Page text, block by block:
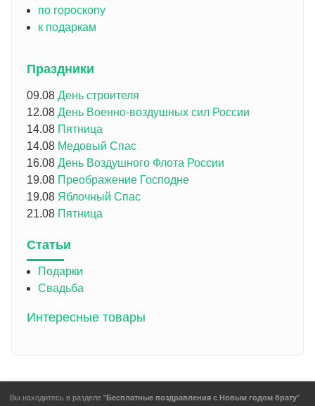
по гороскопу
к подаркам
Праздники
09.08 День строителя
12.08 День Военно-воздушных сил России
14.08 Пятница
14.08 Медовый Спас
16.08 День Воздушного Флота России
19.08 Преображение Господне
19.08 Яблочный Спас
21.08 Пятница
Статьи
Подарки
Свадьба
Интересные товары
Вы находитесь в разделе "Бесплатные поздравления с Новым годом брату"